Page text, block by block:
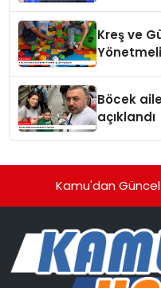
Kreş ve
Böcek
açıklandı
Kamu'dan